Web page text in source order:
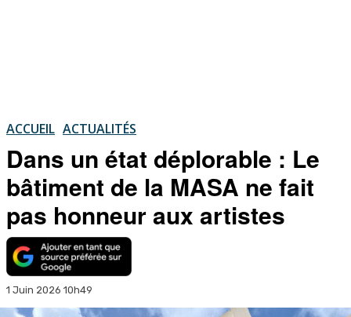
ACCUEIL ACTUALITÉS
Dans un état déplorable : Le
bâtiment de la MASA ne fait
pas honneur aux artistes
1 Juin 2026 10h49